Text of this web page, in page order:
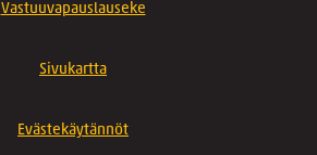
Vastuuvapauslauseke
Sivukartta
Evästekäytännöt